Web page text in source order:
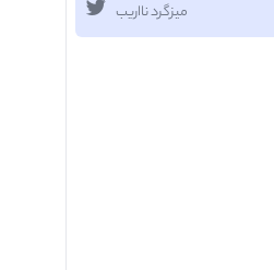
میزگرد نااریب